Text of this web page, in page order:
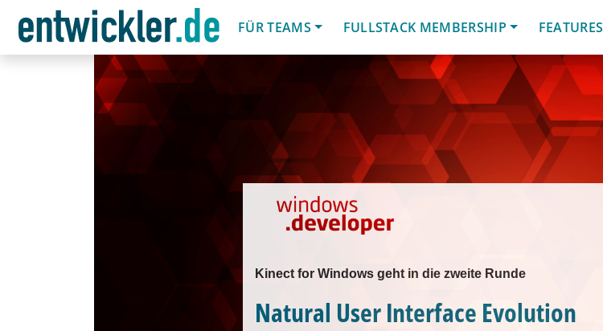
FÜR TEAMS
FULLSTACK MEMBERSHIP FEATURES
Kinect for Windows geht in die zweite Runde
Natural User Interface Evolution